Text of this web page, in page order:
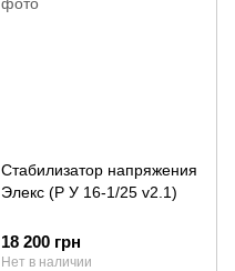
Стабилизатор напряжения
Элекс (Р У 16-1/25 v2.1)
18 200 грн
Нет в наличии